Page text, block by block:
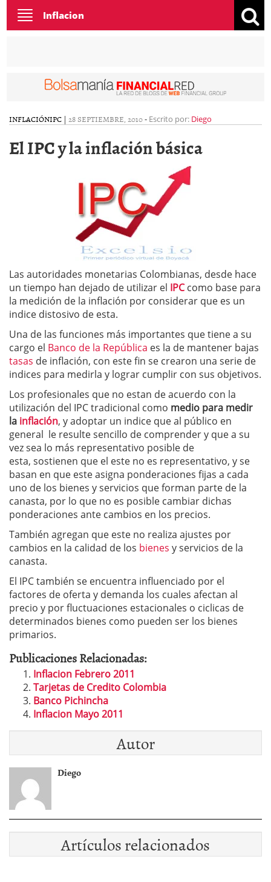
Toggle
navigation
Inflacion
INFLACIÓNIPC | 28 SEPTIEMBRE, 2010- Escrito por: Diego
El IPC y la inflación básica
Las autoridades monetarias Colombianas, desde hace
un tiempo han dejado de utilizar el IPC como base para
la medición de la inflación por considerar que es un
indice distosivo de esta.
Una de las funciones más importantes que tiene a su
cargo el Banco de la República es la de mantener bajas
tasas de inflación, con este fin se crearon una serie de
indices para medirla y lograr cumplir con sus objetivos.
Los profesionales que no estan de acuerdo con la
utilización del IPC tradicional como medio para medir
la inflación, y adoptar un indice que al público en
general le resulte sencillo de comprender y que a su
vez sea lo más representativo posible de
esta, sostienen que el este no es representativo, y se
basan en que este asigna ponderaciones fijas a cada
uno de los bienes y servicios que forman parte de la
canasta, por lo que no es posible cambiar dichas
ponderaciones ante cambios en los precios.
También agregan que este no realiza ajustes por
cambios en la calidad de los bienes y servicios de la
canasta.
El IPC también se encuentra influenciado por el
factores de oferta y demanda los cuales afectan al
precio y por fluctuaciones estacionales o ciclicas de
determinados bienes como pueden ser los bienes
primarios.
Publicaciones Relacionadas:
Inflacion Febrero 2011
Tarjetas de Credito Colombia
Banco Pichincha
Inflacion Mayo 2011
Autor
Diego
Artículos relacionados